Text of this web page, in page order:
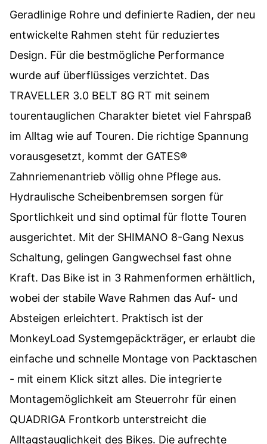
Geradlinige Rohre und definierte Radien, der neu
entwickelte Rahmen steht für reduziertes
Design. Für die bestmögliche Performance
wurde auf überflüssiges verzichtet. Das
TRAVELLER 3.0 BELT 8G RT mit seinem
tourentauglichen Charakter bietet viel Fahrspaß
im Alltag wie auf Touren. Die richtige Spannung
vorausgesetzt, kommt der GATES®
Zahnriemenantrieb völlig ohne Pflege aus.
Hydraulische Scheibenbremsen sorgen für
Sportlichkeit und sind optimal für flotte Touren
ausgerichtet. Mit der SHIMANO 8-Gang Nexus
Schaltung, gelingen Gangwechsel fast ohne
Kraft. Das Bike ist in 3 Rahmenformen erhältlich,
wobei der stabile Wave Rahmen das Auf- und
Absteigen erleichtert. Praktisch ist der
MonkeyLoad Systemgepäckträger, er erlaubt die
einfache und schnelle Montage von Packtaschen
- mit einem Klick sitzt alles. Die integrierte
Montagemöglichkeit am Steuerrohr für einen
QUADRIGA Frontkorb unterstreicht die
Alltagstauglichkeit des Bikes. Die aufrechte